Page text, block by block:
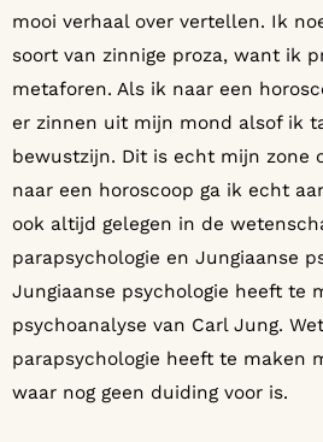
mooi verhaal over vertellen. Ik
soort van zinnige proza, want ik
metaforen. Als ik naar een
er zinnen uit mijn mond alsof ik
bewustzijn. Dit is echt mijn zone
naar een horoscoop ga ik echt
ook altijd gelegen in de
parapsychologie en Jungiaanse
Jungiaanse psychologie heeft te
psychoanalyse van Carl Jung.
parapsychologie heeft te maken
waar nog geen duiding voor is.